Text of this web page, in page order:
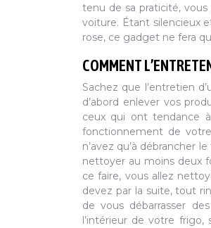
tenu de sa praticité,
voiture. Étant silencieux
rose, ce gadget ne fera
COMMENT
Sachez que l’entretien
d’abord enlever vos
ceux qui ont tendance
fonctionnement de
n’avez qu’à débrancher
nettoyer au moins deux
ce faire, vous allez
devez par la suite, tout
de vous débarrasser
l’intérieur de votre frigo,